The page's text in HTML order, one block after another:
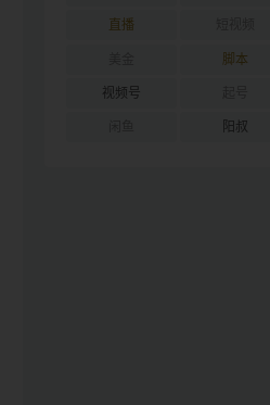
直播
脚本
视频号
阳叔